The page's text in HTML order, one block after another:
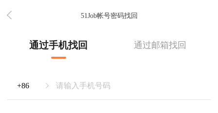
51Job帐号密码找回
通过手机找回 通过邮箱找回